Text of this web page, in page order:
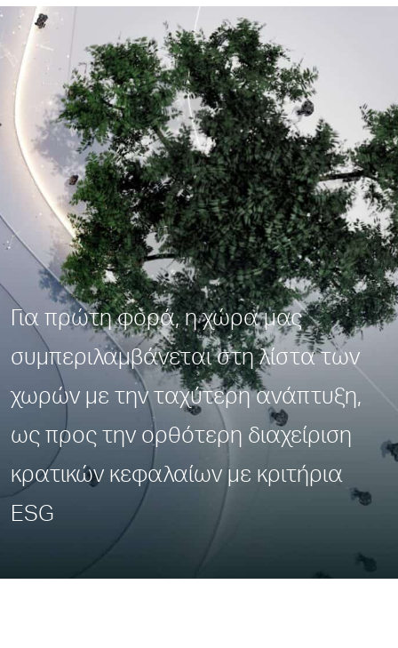
Για πρώτη φορά, η χώρα μας
συμπεριλαμβάνεται στη λίστα των
χωρών με την ταχύτερη ανάπτυξη,
ως προς την ορθότερη διαχείριση
κρατικών κεφαλαίων με κριτήρια
ESG